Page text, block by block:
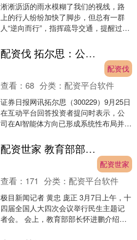
淅淅沥沥的雨水模糊了我们的视线，路
上的行人纷纷加快了脚步，但总有一群
人“逆向而行”，指挥疏导交通，提醒过往
黄”——万荣交警用....
配资伐 拓尔思：公司在AI智能体方向已形成系统性布局并取得实质性进展
配资伐
查看：68 分类：配资平台软件
证券日报网讯拓尔思（300229）9月25日
在互动平台回答投资者提问时表示，公
司在AI智能体方向已形成系统性布局并取
一体化平台....
配资世家 教育部部长怀进鹏：将持续对违规办学、超时学习、校园欺凌等开展清理整治
配资世家
查看： 171 分类：配资平台软件
极目新闻记者 黄忠 庞正 3月7日上午，十
四届全国人大四次会议举行民生主题记
者会。 会上，教育部部长怀进鹏介绍，